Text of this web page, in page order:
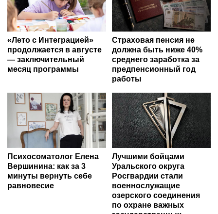
«Лето с Интеграцией»
продолжается в августе
— заключительный
месяц программы
Страховая пенсия не
должна быть ниже 40%
среднего заработка за
предпенсионный год
работы
Психосоматолог Елена
Вершинина: как за 3
минуты вернуть себе
равновесие
Лучшими бойцами
Уральского округа
Росгвардии стали
военнослужащие
озерского соединения
по охране важных